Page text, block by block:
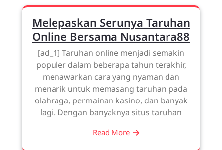
Melepaskan Serunya Taruhan
Online Bersama Nusantara88
[ad_1] Taruhan online menjadi semakin
populer dalam beberapa tahun terakhir,
menawarkan cara yang nyaman dan
menarik untuk memasang taruhan pada
olahraga, permainan kasino, dan banyak
lagi. Dengan banyaknya situs taruhan
Read More